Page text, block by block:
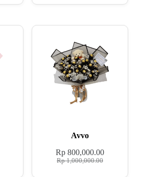
Avvo
Rp1,000,000.00
Rp 800,000.00